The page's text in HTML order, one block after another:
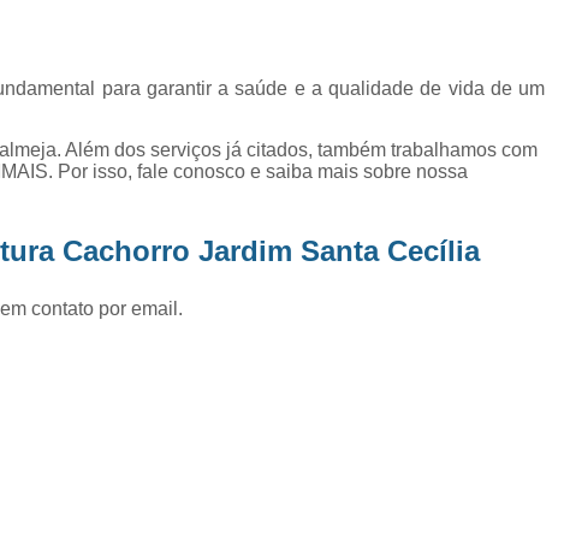
Exame de Ultrassom
Exame de Ultrassom
Exame de Ultrassom de Gato
Exames Laboratoriais em Animais
Exames Laboratoriais para
para garantir a saúde e a qualidade de vida de um
Além dos serviços já citados, também trabalhamos com
Por isso, fale conosco e saiba mais sobre nossa
Cachorro Jardim Santa Cecília
contato por email.